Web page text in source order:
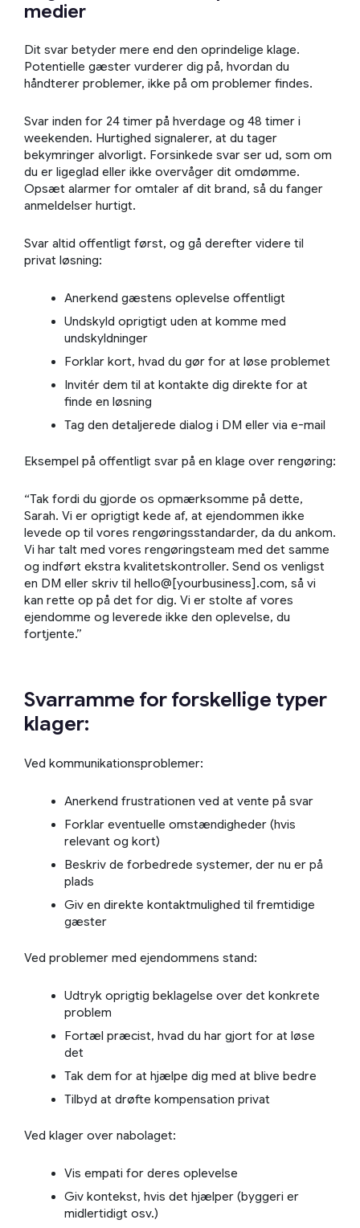
medier
Dit svar betyder mere end den oprindelige klage.
Potentielle gæster vurderer dig på, hvordan du
håndterer problemer, ikke på om problemer findes.
Svar inden for 24 timer på hverdage og 48 timer i
weekenden. Hurtighed signalerer, at du tager
bekymringer alvorligt. Forsinkede svar ser ud, som om
du er ligeglad eller ikke overvåger dit omdømme.
Opsæt alarmer for omtaler af dit brand, så du fanger
anmeldelser hurtigt.
Svar altid offentligt først, og gå derefter videre til
privat løsning:
Anerkend gæstens oplevelse offentligt
Undskyld oprigtigt uden at komme med
undskyldninger
Forklar kort, hvad du gør for at løse problemet
Invitér dem til at kontakte dig direkte for at
finde en løsning
Tag den detaljerede dialog i DM eller via e-mail
Eksempel på offentligt svar på en klage over rengøring:
“Tak fordi du gjorde os opmærksomme på dette,
Sarah. Vi er oprigtigt kede af, at ejendommen ikke
levede op til vores rengøringsstandarder, da du ankom.
Vi har talt med vores rengøringsteam med det samme
og indført ekstra kvalitetskontroller. Send os venligst
en DM eller skriv til hello@[yourbusiness].com, så vi
kan rette op på det for dig. Vi er stolte af vores
ejendomme og leverede ikke den oplevelse, du
fortjente.”
Svarramme for forskellige typer
klager:
Ved kommunikationsproblemer:
Anerkend frustrationen ved at vente på svar
Forklar eventuelle omstændigheder (hvis
relevant og kort)
Beskriv de forbedrede systemer, der nu er på
plads
Giv en direkte kontaktmulighed til fremtidige
gæster
Ved problemer med ejendommens stand:
Udtryk oprigtig beklagelse over det konkrete
problem
Fortæl præcist, hvad du har gjort for at løse
det
Tak dem for at hjælpe dig med at blive bedre
Tilbyd at drøfte kompensation privat
Ved klager over nabolaget:
Vis empati for deres oplevelse
Giv kontekst, hvis det hjælper (byggeri er
midlertidigt osv.)